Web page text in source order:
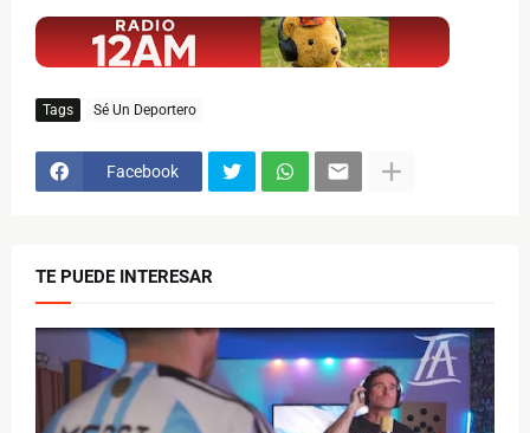
Tags Sé Un Deportero
Facebook
TE PUEDE INTERESAR